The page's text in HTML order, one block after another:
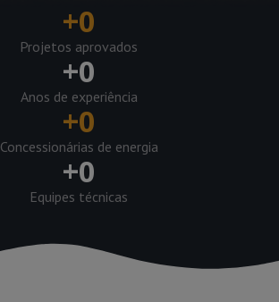
+0
Projetos aprovados
+0
Anos de experiência
+0
Concessionárias de energia
+0
Equipes técnicas